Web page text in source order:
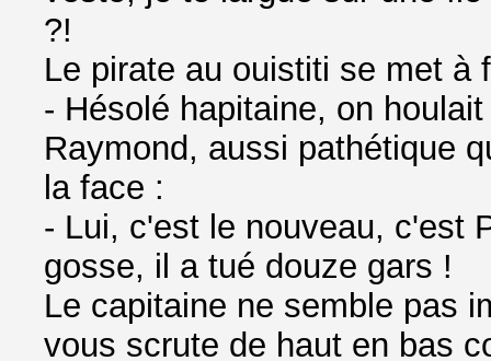
?!
Le pirate au ouistiti se met à
- Hésolé hapitaine, on
Raymond, aussi pathétique
la face :
- Lui, c'est le nouveau, c'est
gosse, il a tué douze gars !
Le capitaine ne semble pas
vous scrute de haut en bas